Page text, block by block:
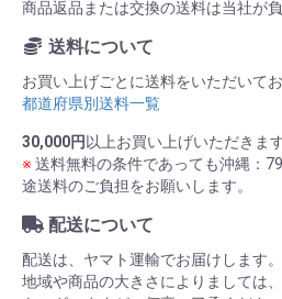
商品返品または交換の送料は当社が負
送料について
お買い上げごとに送料をいただいてお
都道府県別送料一覧
30,000円 以上お買い上げいただきま
※ 送料無料の条件であっても沖縄：
途送料のご負担をお願いします。
配送について
配送は、ヤマト運輸でお届けします。
地域や商品の大きさによりましては